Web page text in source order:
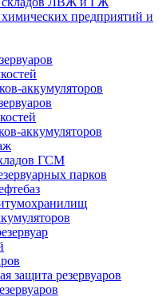
предприятий и
аккумуляторов
аккумуляторов
ГСМ
парков
защита резервуаров